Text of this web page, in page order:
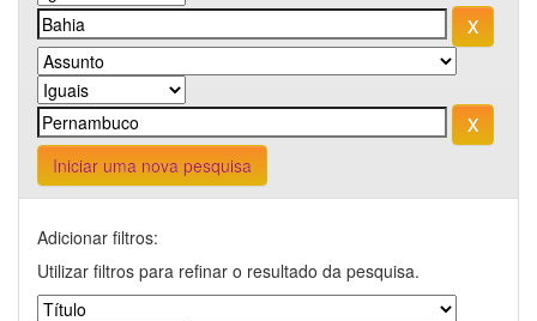
Iniciar uma nova pesquisa
Adicionar filtros:
Utilizar filtros para refinar o resultado da pesquisa.